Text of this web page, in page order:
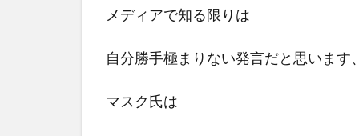
メディアで知る限りは
自分勝手極まりない発言だと思います
マスク氏は